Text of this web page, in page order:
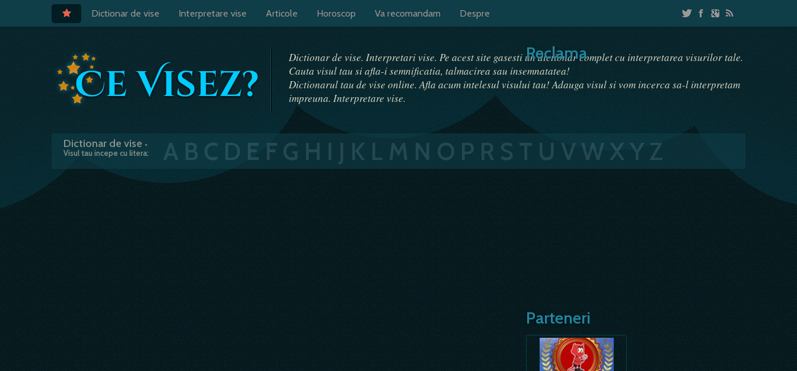
Dictionar de vise Interpretare vise Articole Horoscop Va recomandam Despre
Dictionar de vise. Interpretari vise. Pe acest site gasesti un dictionar complet cu interpretarea visurilor tale.
Cauta visul tau si afla-i semnificatia, talmacirea sau insemnatatea!
Dictionarul tau de vise online. Afla acum intelesul visului tau! Adauga visul si vom incerca sa-l interpretam
impreuna. Interpretare vise.
Dictionar de vise •
Visul tau incepe cu litera:
A B C D E F G H I J K L M N O P R S T U VW XY Z
Reclama
Parteneri